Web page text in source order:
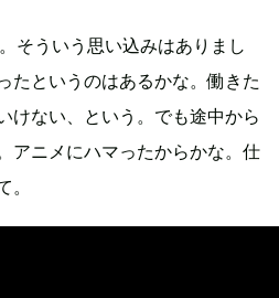
そういう思い込みはありまし
たというのはあるかな。働きた
けない、という。でも途中から
アニメにハマったからかな。仕